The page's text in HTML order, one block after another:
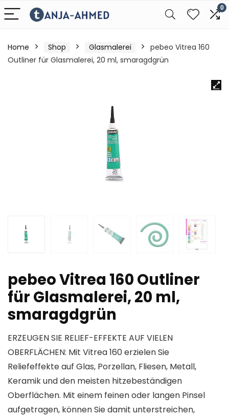
0
Home Shop Glasmalerei
pebeo Vitrea 160
Outliner für Glasmalerei, 20 ml, smaragdgrün
pebeo Vitrea 160 Outliner
für Glasmalerei, 20 ml,
smaragdgrün
ERZEUGEN SIE RELIEF-EFFEKTE AUF VIELEN
OBERFLÄCHEN: Mit Vitrea 160 erzielen Sie
Reliefeffekte auf Glas, Porzellan, Fliesen, Metall,
Keramik und den meisten hitzebeständigen
Oberflächen. Mit einem feinen oder langen Pinsel
aufgetragen, können Sie damit unterstreichen,